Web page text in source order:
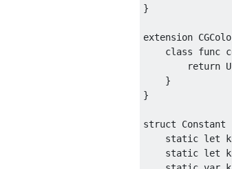
}
extension
class func
return
}
}
struct Constant
static let
static let